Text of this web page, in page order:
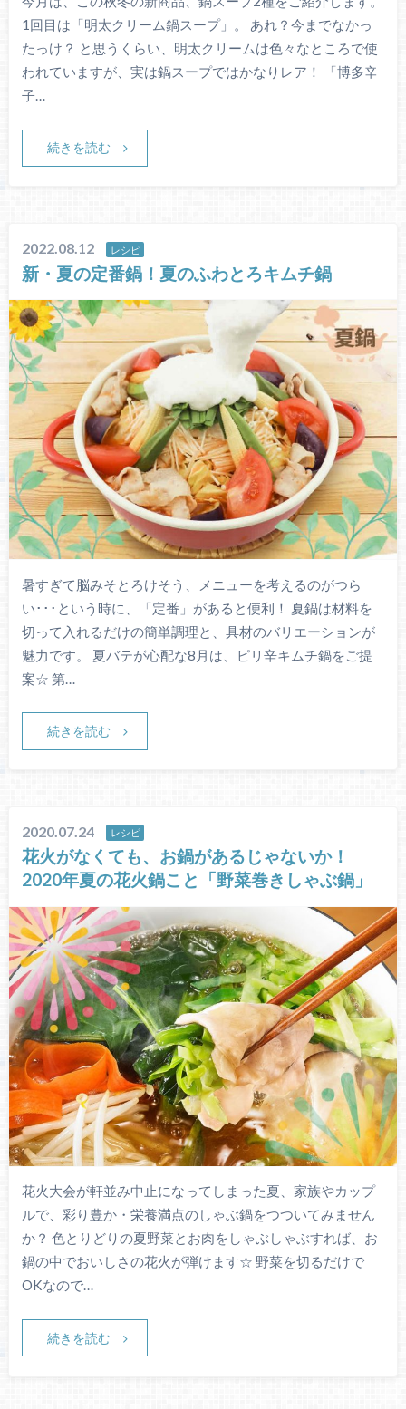
1回目は「明太クリーム鍋スープ」。 あれ？今までなかっ
たっけ？ と思うくらい、明太クリームは色々なところで使
われていますが、実は鍋スープではかなりレア！ 「博多辛
子…
続きを読む
2022.08.12 レシピ
新・夏の定番鍋！夏のふわとろキムチ鍋
暑すぎて脳みそとろけそう、メニューを考えるのがつら
い･･･という時に、「定番」があると便利！ 夏鍋は材料を
切って入れるだけの簡単調理と、具材のバリエーションが
魅力です。 夏バテが心配な8月は、ピリ辛キムチ鍋をご提
案☆ 第…
続きを読む
2020.07.24 レシピ
花火がなくても、お鍋があるじゃないか！
2020年夏の花火鍋こと「野菜巻きしゃぶ鍋」
花火大会が軒並み中止になってしまった夏、家族やカップ
ルで、彩り豊か・栄養満点のしゃぶ鍋をつついてみません
か？ 色とりどりの夏野菜とお肉をしゃぶしゃぶすれば、お
鍋の中でおいしさの花火が弾けます☆ 野菜を切るだけで
OKなので…
続きを読む